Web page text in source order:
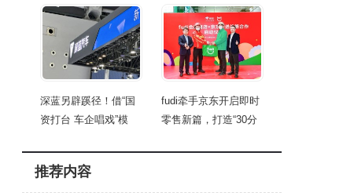
深蓝另辟蹊径！借“国
资打台 车企唱戏”模
fudi牵手京东开启即时
零售新篇，打造“30分
推荐内容